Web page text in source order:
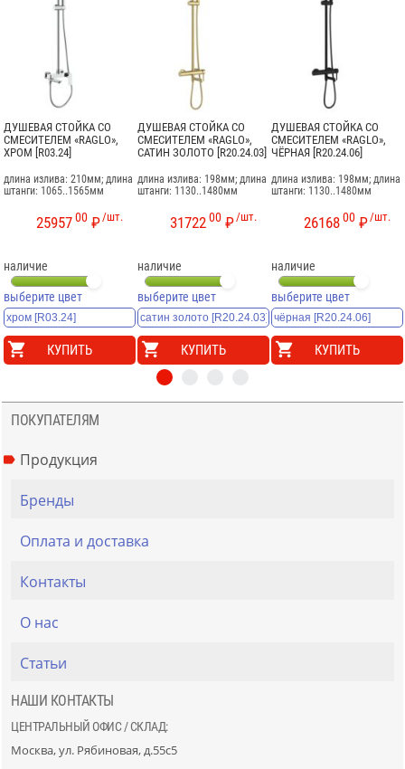
ДУШЕВАЯ СТОЙКА СО
СМЕСИТЕЛЕМ «RAGLO»,
ХРОМ [R03.24]
длина излива: 210мм; длина
штанги: 1065..1565мм
/шт.
2595700 ₽
наличие
выберите цвет
КУПИТЬ
ДУШЕВАЯ СТОЙКА СО
СМЕСИТЕЛЕМ «RAGLO»,
САТИН ЗОЛОТО [R20.24.03]
длина излива: 198мм; длина
штанги: 1130..1480мм
/шт.
3172200 ₽
наличие
выберите цвет
КУПИТЬ
ДУШЕВАЯ СТОЙКА СО
СМЕСИТЕЛЕМ «RAGLO»,
ЧЁРНАЯ [R20.24.06]
длина излива: 198мм; длина
штанги: 1130..1480мм
/шт.
2616800 ₽
наличие
выберите цвет
КУПИТЬ
ПОКУПАТЕЛЯМ
Продукция
Бренды
Оплата и доставка
Контакты
О нас
Статьи
НАШИ КОНТАКТЫ
ЦЕНТРАЛЬНЫЙ ОФИС / СКЛАД:
Москва, ул. Рябиновая, д.55с5